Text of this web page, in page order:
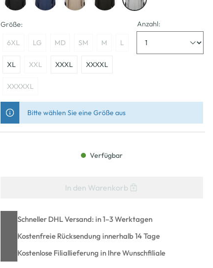
Größe:
6XL LG MD SM M L
XL XXL XXXL XXXXL
XXXXXL
Anzahl:
Bitte wählen Sie eine Größe aus
Verfügbar
In den Warenkorb
Schneller DHL Versand: in 1–3 Werktagen
Kostenfreie Rücksendung innerhalb 14 Tage
Kostenlose Filiallieferung in Ihre Wunschfiliale